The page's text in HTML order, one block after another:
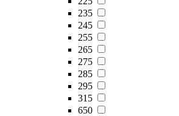
235
245
255
265
275
285
295
315
650